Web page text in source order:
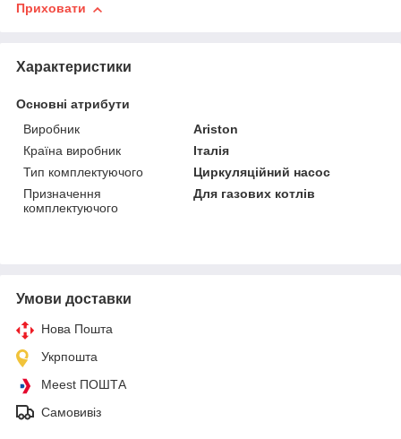
Приховати
Характеристики
Основні атрибути
Виробник
Ariston
Країна виробник
Італія
Тип комплектуючого
Циркуляційний насос
Призначення
комплектуючого
Для газових котлів
Умови доставки
Нова Пошта
Укрпошта
Meest ПОШТА
Самовивіз